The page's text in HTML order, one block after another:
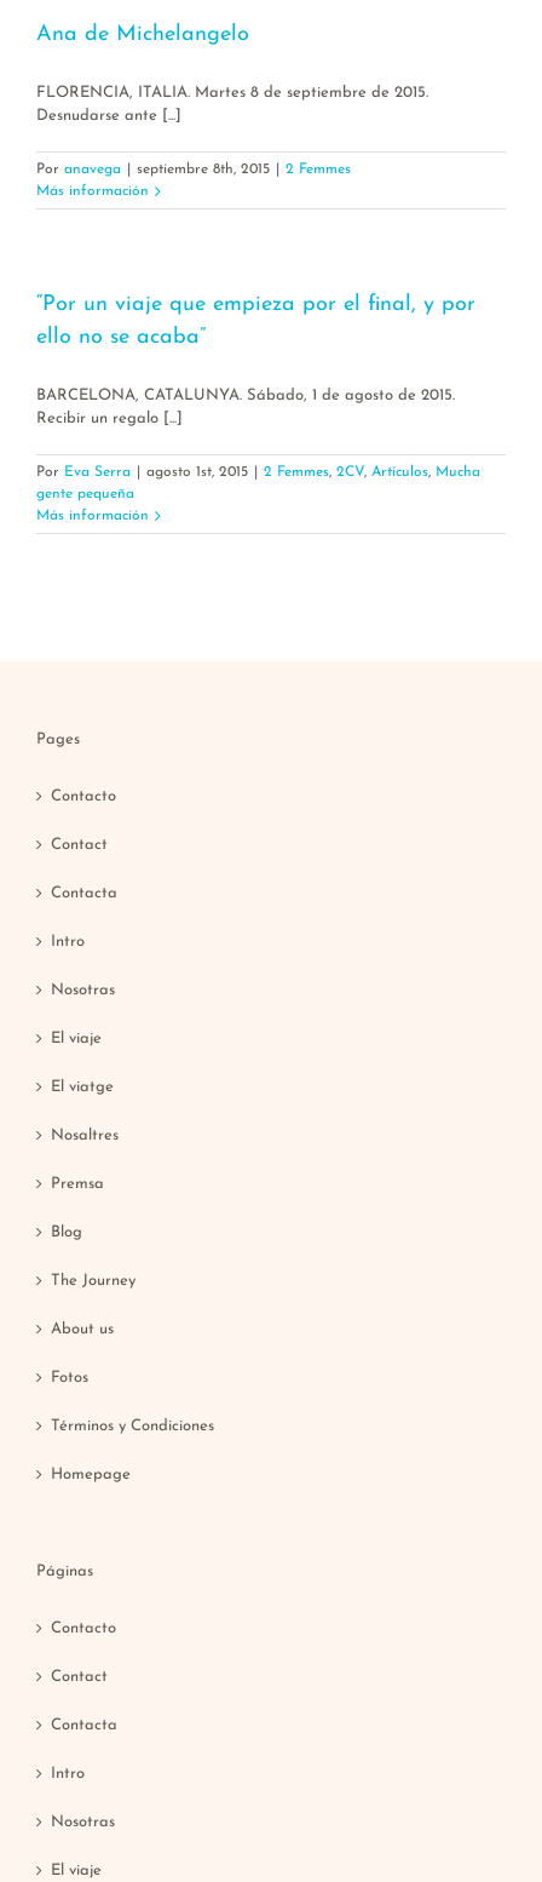
Ana de Michelangelo
FLORENCIA, ITALIA. Martes 8 de septiembre de 2015.
Desnudarse ante [...]
Por anavega septiembre 8th, 2015
2 Femmes
Más información
“Por un viaje que empieza por el final, y por
ello no se acaba”
BARCELONA, CATALUNYA. Sábado, 1 de agosto de 2015.
Recibir un regalo [...]
Por Eva Serra agosto 1st, 2015 2 Femmes, 2CV, Artículos, Mucha
gente pequeña
Más información
Pages
Contacto
Contact
Contacta
Intro
Nosotras
El viaje
El viatge
Nosaltres
Premsa
Blog
The Journey
About us
Fotos
Términos y Condiciones
Homepage
Páginas
Contacto
Contact
Contacta
Intro
Nosotras
El viaje